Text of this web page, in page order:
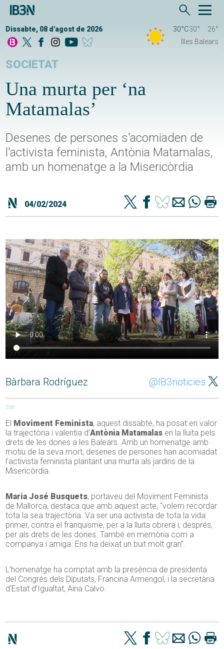
Dissabte, 08 d'agost de 2026 30°C30°
26°
Illes Balears
SOCIETAT
Una murta per ‘na
Matamalas’
Desenes de persones s'acomiaden de
l'activista feminista, Antònia Matamalas,
amb un homenatge a la Misericòrdia
04/02/2024
Bàrbara Rodríguez @IB3noticies
336
El Moviment Feminista, aquest dissabte, ha posat en valor
la trajectòria i valentia d’Antònia Matamalas en la lluita pels
drets de les dones a les Balears. Amb un homenatge amb
motiu de la seva mort, desenes de persones han acomiadat
l’activista feminista plantant una murta als jardins de la
Misericòrdia.
Maria José Busquets, portaveu del Moviment Feminista
de Mallorca, destaca que amb aquest acte, “volem recordar
tota la sea trajectòria. Va ser una activista de tota la vida:
primer, contra el franquisme, per a la lluita obrera i, després,
per als drets de les dones. També en memòria com a
companya i amiga. Ens ha deixat un buit molt gran”.
L’homenatge ha comptat amb la presència de presidenta
del Congrés dels Diputats, Francina Armengol, i la secretària
d’Estat d’Igualtat, Aina Calvo.